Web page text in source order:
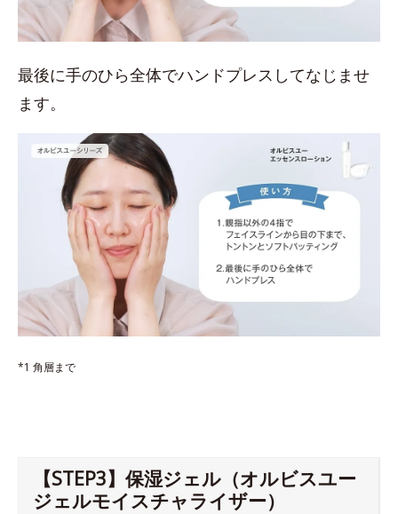
最後に手のひら全体でハンドプレスしてなじませ
ます。
*1 角層まで
【STEP3】保湿ジェル（オルビスユー
ジェルモイスチャライザー）